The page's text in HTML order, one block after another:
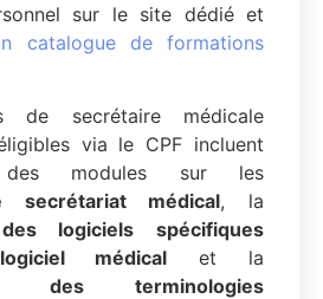
sur le site dédié et
catalogue de formations
de secrétaire médicale
via le CPF incluent
des modules sur les
secrétariat médical, la
logiciels spécifiques
médical et la
des terminologies